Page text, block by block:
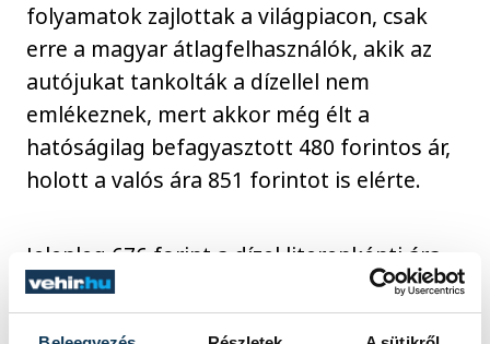
folyamatok zajlottak a világpiacon, csak
erre a magyar átlagfelhasználók, akik az
autójukat tankolták a dízellel nem
emlékeznek, mert akkor még élt a
hatóságilag befagyasztott 480 forintos ár,
holott a valós ára 851 forintot is elérte.
Jelenleg 676 forint a dízel literenkénti ára,
ezt szerdán a MOL bruttó 10 forinttal fogja
emelni.